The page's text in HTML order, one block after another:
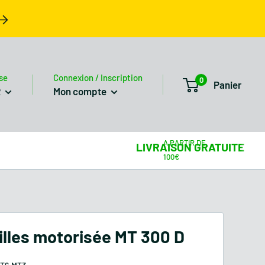
Connexion / Inscription
Mon compte
0 Panier
LIVRAISON GRATUITE
motorisée MT 300 D